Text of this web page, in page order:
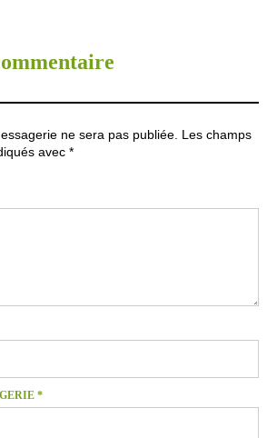
ne sera pas publiée. Les champs
avec *
*